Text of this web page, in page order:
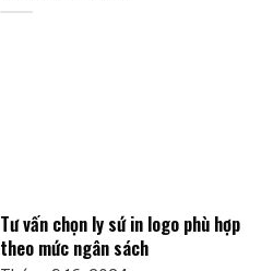
Tư vấn chọn ly sứ in logo phù hợp
theo mức ngân sách